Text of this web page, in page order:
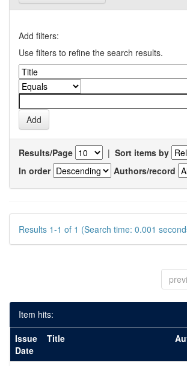
Add filters:
Use filters to refine the search results.
Results/Page | Sort items by
In order
Authors/record
Results 1-1 of 1 (Search time: 0.001
Item hits:
Issue
Date
Title